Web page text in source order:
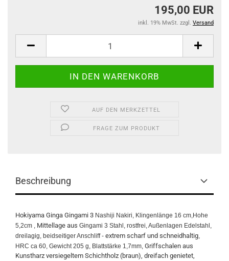
195,00 EUR
inkl. 19% MwSt. zzgl. Versand
AUF DEN MERKZETTEL
FRAGE ZUM PRODUKT
Beschreibung
Hokiyama Ginga Gingami 3 Nashiji Nakiri, Klingenlänge 16 cm,Hohe
5,2cm , Mittellage aus Gingami 3 Stahl, rostfrei, Außenlagen Edelstahl,
dreilagig, beidseitiger Anschliff - extrem scharf und schneidhaltig,
HRC ca 60, Gewicht 205 g, Blattstärke 1,7mm, Griffschalen aus
Kunstharz versiegeltem Schichtholz (braun), dreifach genietet,